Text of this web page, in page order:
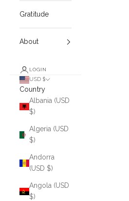
Gratitude
About
LOGIN
USD $
Country
Albania (USD
$)
Algeria (USD
$)
Andorra
(USD $)
Angola (USD
$)